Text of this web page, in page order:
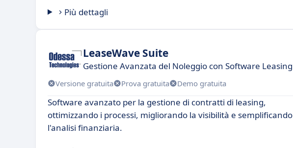
Più dettagli
LeaseWave Suite
Gestione Avanzata del Noleggio con Software Leasing
Versione gratuita Prova gratuita Demo gratuita
Software avanzato per la gestione di contratti di leasing,
ottimizzando i processi, migliorando la visibilità e semplificando
l'analisi finanziaria.